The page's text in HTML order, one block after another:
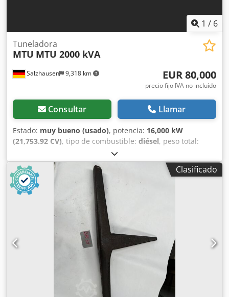
1 / 6
Salzhausen 9,318 km
Tuneladora
MTU MTU 2000 kVA
EUR 80,000
precio fijo IVA no incluído
Consultar Llamar
Estado: muy bueno (usado), potencia: 16,000 kW
(21,753.92 CV), tipo de combustible: diésel, peso total:
, Año de fabricación:
funcionamiento:622 h, tensión de salida:400 V, potencia
nominal:
1,600 kW (2,175.39 CV)
, potencia nominal
(aparente):
2,000 kVA , frecuencia de salida:
velocidad de giro (máx.):
1,500 rpm
grupo electrógeno de emergencia o sistema de
alimentación de respaldo usado, con las siguientes
características técnicas: Estado: Usado, totalmente
funcional, revisado. Motor: MTU 16V396 Generador: AvK
Cedpeug I U Esfx Afwoha Potencia nominal: 2000 kVA /
1600 kW Velocidad: 1500 rpm Frecuencia: 50 Hz Tensión
nominal: 231/400 V Horas de funcionamiento:
aproximadamente 618 horas (funcionamiento de
emergencia) Año de fabricación: 1998 Diseño abierto -
Clasificado